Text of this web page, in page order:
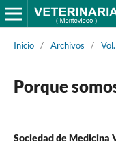
Inicio / Archivos /
Porque
Sociedad de Medicina